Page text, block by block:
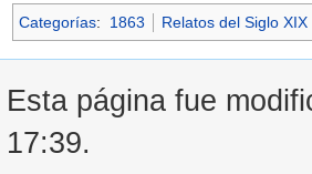
Categorías: 1863 Relatos del Siglo XIX
Esta página fue
17:39.